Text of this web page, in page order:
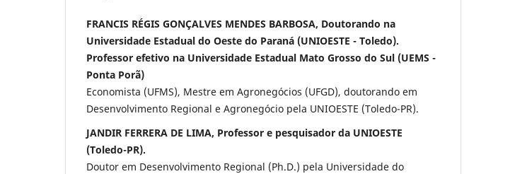
FRANCIS RÉGIS GONÇALVES MENDES BARBOSA, Doutorando na
Universidade Estadual do Oeste do Paraná (UNIOESTE - Toledo).
Professor efetivo na Universidade Estadual Mato Grosso do Sul (UEMS -
Ponta Porã)
Economista (UFMS), Mestre em Agronegócios (UFGD), doutorando em
Desenvolvimento Regional e Agronegócio pela UNIOESTE (Toledo-PR).
JANDIR FERRERA DE LIMA, Professor e pesquisador da UNIOESTE
(Toledo-PR).
Doutor em Desenvolvimento Regional (Ph.D.) pela Universidade do